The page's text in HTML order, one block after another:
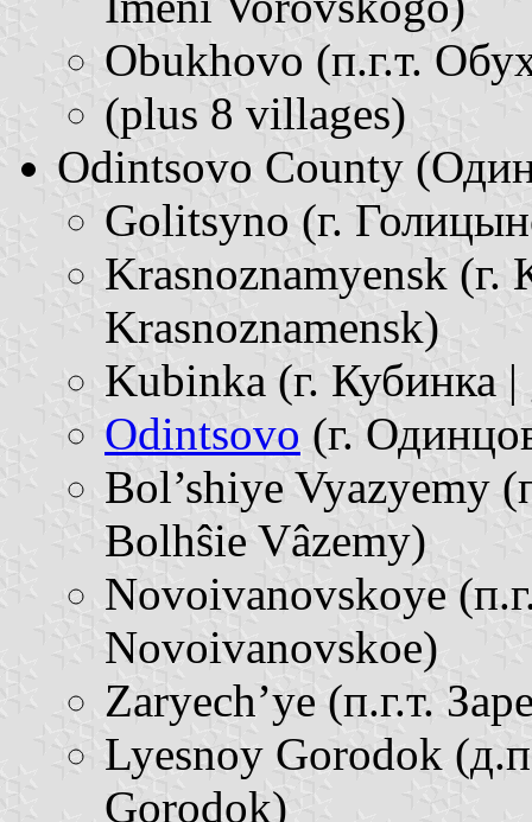
Obukhovo (п.г.т.
(plus 8 villages)
Odintsovo County
Golitsyno (г.
Krasnoznamyensk (г.
Krasnoznamensk)
Kubinka (г. Кубинка
Odintsovo (г.
Bol’shiye Vyazyemy
Bolhŝie Vâzemy)
Novoivanovskoye
Novoivanovskoe)
Zaryech’ye (п.г.т.
Lyesnoy Gorodok
Gorodok)